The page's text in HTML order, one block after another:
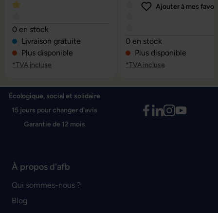
Note moyenne de 4 sur 5 étoiles
0 en stock
Livraison gratuite
Plus disponible
*TVA incluse
Note moyenne de 0 sur 5
Ajouter à mes
0 en stock
Plus disponible
*TVA incluse
Écologique, social et solidaire
15 jours pour changer d'avis
Garantie de 12 mois
À propos d'afb
Qui sommes-nous ?
Blog